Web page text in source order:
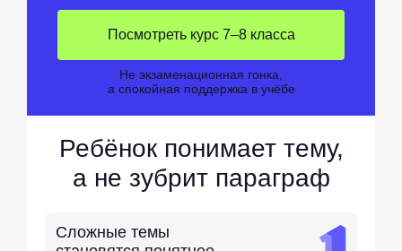
Ребёнок понимает тему,
а не зубрит параграф
Сложные темы
Не экзаменационная гонка,
а спокойная поддержка в учёбе
Посмотреть курс 7–8 класса